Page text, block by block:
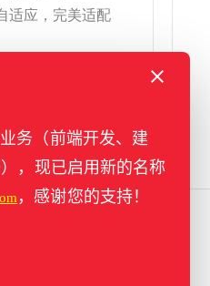
适应，完美适配
务（前端开发、建
，现已启用新的名称
，感谢您的支持！